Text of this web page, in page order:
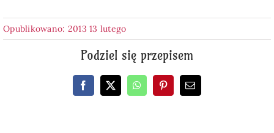
Opublikowano: 2013 13 lutego
Podziel się przepisem